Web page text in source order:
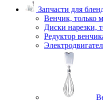
Запчасти для
Венчик, только
Диски нарезки,
Редуктор